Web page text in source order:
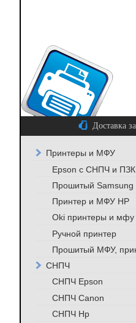
Доставка
Принтеры и МФУ
Epson с СНПЧ и ПЗК
Прошитый Samsung
Принтер и МФУ HP
Oki принтеры и мфу
Ручной принтер
Прошитый МФУ,
СНПЧ
СНПЧ Epson
СНПЧ Canon
СНПЧ Hp